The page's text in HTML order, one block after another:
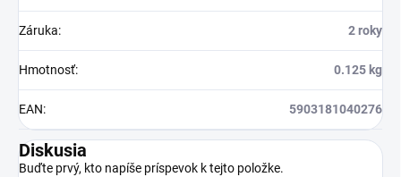
Záruka: 2 roky
Hmotnosť: 0.125 kg
EAN: 5903181040276
Diskusia
Buďte prvý, kto napíše príspevok k tejto položke.